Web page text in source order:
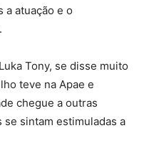
a atuação e o
Tony, se disse muito
teve na Apae e
chegue a outras
sintam estimuladas a